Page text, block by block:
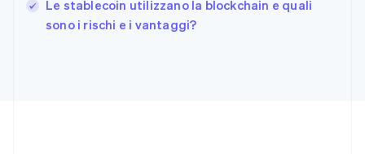
Le stablecoin utilizzano la blockchain e quali
sono i rischi e i vantaggi?
English
India